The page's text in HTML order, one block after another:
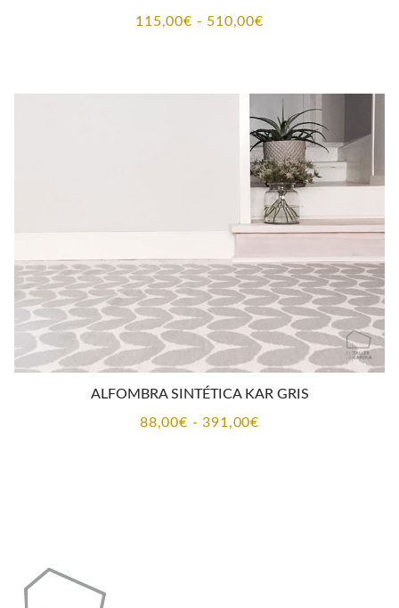
115,00€ - 510,00€Rango
desde
115,00€
hasta
510,00€
ALFOMBRA SINTÉTICA KAR GRIS
88,00€ - 391,00€Rango